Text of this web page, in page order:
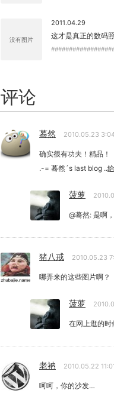
没有图片
2011.04.29
这才是真正的数码
评论
蓦然 2010.05.23
确实很有功夫！精品！
.-= 蓦然´s last blog ..
菠萝
@蓦然: 是啊
猪八戒 2010.05.23
哪弄来的这些图片啊？
菠萝
在网上逛的时
老衲 2010.05.22
呵呵，你的沙发…